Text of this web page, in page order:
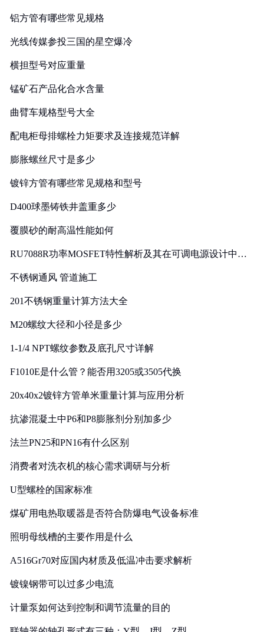
铝方管有哪些常见规格
光线传媒参投三国的星空爆冷
横担型号对应重量
锰矿石产品化合水含量
曲臂车规格型号大全
配电柜母排螺栓力矩要求及连接规范详解
膨胀螺丝尺寸是多少
镀锌方管有哪些常见规格和型号
D400球墨铸铁井盖重多少
覆膜砂的耐高温性能如何
RU7088R功率MOSFET特性解析及其在可调电源设计中的
不锈钢通风 管道施工
201不锈钢重量计算方法大全
M20螺纹大径和小径是多少
1-1/4 NPT螺纹参数及底孔尺寸详解
F1010E是什么管？能否用3205或3505代换
20x40x2镀锌方管单米重量计算与应用分析
抗渗混凝土中P6和P8膨胀剂分别加多少
法兰PN25和PN16有什么区别
消费者对洗衣机的核心需求调研与分析
U型螺栓的国家标准
煤矿用电热取暖器是否符合防爆电气设备标准
照明母线槽的主要作用是什么
A516Gr70对应国内材质及低温冲击要求解析
镀镍钢带可以过多少电流
计量泵如何达到控制和调节流量的目的